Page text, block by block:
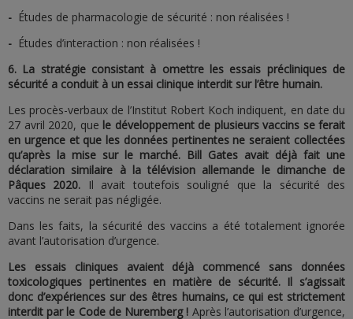
- Études de pharmacologie de sécurité : non réalisées !
- Études d’interaction : non réalisées !
6. La stratégie consistant à omettre les essais précliniques de
sécurité a conduit à un essai clinique interdit sur l’être humain.
Les procès-verbaux de l’Institut Robert Koch indiquent, en date du
27 avril 2020, que le développement de plusieurs vaccins se ferait
en urgence et que les données pertinentes ne seraient collectées
qu’après la mise sur le marché. Bill Gates avait déjà fait une
déclaration similaire à la télévision allemande le dimanche de
Pâques 2020. Il avait toutefois souligné que la sécurité des
vaccins ne serait pas négligée.
Dans les faits, la sécurité des vaccins a été totalement ignorée
avant l’autorisation d’urgence.
Les essais cliniques avaient déjà commencé sans données
toxicologiques pertinentes en matière de sécurité. Il s’agissait
donc d’expériences sur des êtres humains, ce qui est strictement
interdit par le Code de Nuremberg ! Après l’autorisation d’urgence,